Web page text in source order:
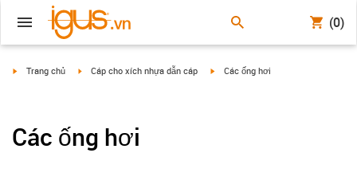
(0)
igus-icon-arrow-right
Trang chủ igus-icon-arrow-right
Cáp cho xích nhựa dẫn cáp igus-icon-arrow-right
Các ống hơi
Các ống hơi